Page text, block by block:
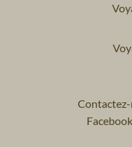
Facebook